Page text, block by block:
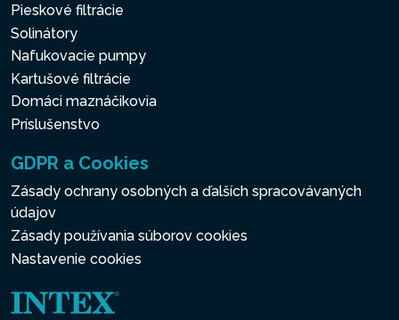
Pieskové filtrácie
Solinátory
Nafukovacie pumpy
Kartušové filtrácie
Domáci maznáčikovia
Príslušenstvo
GDPR a Cookies
Zásady ochrany osobných a ďalších spracovávaných
údajov
Zásady používania súborov cookies
Nastavenie cookies